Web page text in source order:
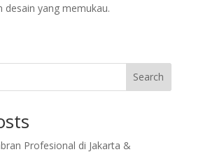
desain yang memukau.
Search
Profesional di Jakarta &